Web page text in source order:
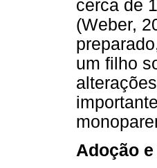
cerca de
(Weber,
um filho
Adoção